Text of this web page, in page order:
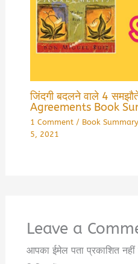
जिंदगी बदलने वाले 4
Agreements Book
1 Comment / Book Summary
5, 2021
Leave a
आपका ईमेल पता प्रकाशित नहीं